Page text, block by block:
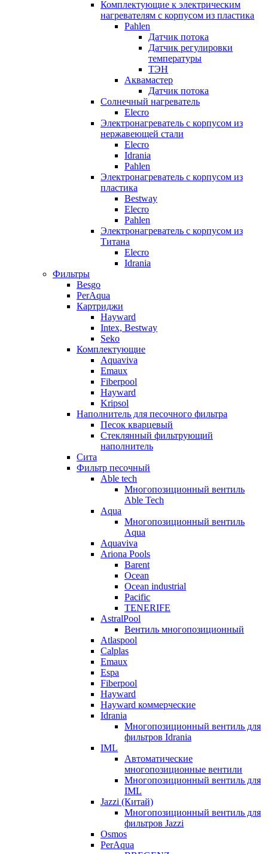
Комплектующие к электрическим
нагревателям с корпусом из пластика
Pahlen
Датчик потока
Датчик регулировки
температуры
ТЭН
Аквамастер
Датчик потока
Солнечный нагреватель
Elecro
Электронагреватель с корпусом из
нержавеющей стали
Elecro
Idrania
Pahlen
Электронагреватель с корпусом из
пластика
Bestway
Elecro
Pahlen
Электронагреватель с корпусом из
Титана
Elecro
Idrania
Фильтры
Besgo
PerAqua
Картриджи
Hayward
Intex, Bestway
Seko
Комплектующие
Aquaviva
Emaux
Fiberpool
Hayward
Kripsol
Наполнитель для песочного фильтра
Песок кварцевый
Стеклянный фильтрующий
наполнитель
Сита
Фильтр песочный
Able tech
Многопозиционный вентиль
Able Tech
Aqua
Многопозиционный вентиль
Aqua
Aquaviva
Ariona Pools
Barent
Ocean
Ocean industrial
Pacific
TENERIFE
AstralPool
Вентиль многопозиционный
Atlaspool
Calplas
Emaux
Espa
Fiberpool
Hayward
Hayward коммерческие
Idrania
Многопозиционный вентиль для
фильтров Idrania
IML
Автоматические
многопозиционные вентили
Многопозиционный вентиль для
IML
Jazzi (Китай)
Многопозиционный вентиль для
фильтров Jazzi
Osmos
PerAqua